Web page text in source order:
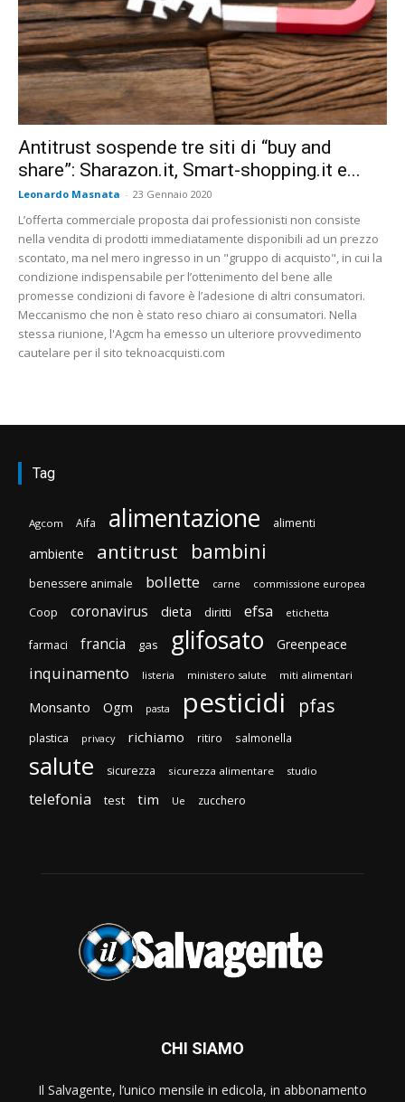
Antitrust sospende tre siti di “buy and
share”: Sharazon.it, Smart-shopping.it e...
Leonardo Masnata - 23 Gennaio 2020
L’offerta commerciale proposta dai professionisti non consiste
nella vendita di prodotti immediatamente disponibili ad un prezzo
scontato, ma nel mero ingresso in un "gruppo di acquisto", in cui la
condizione indispensabile per l’ottenimento del bene alle
promesse condizioni di favore è l’adesione di altri consumatori.
Meccanismo che non è stato reso chiaro ai consumatori. Nella
stessa riunione, l'Agcm ha emesso un ulteriore provvedimento
cautelare per il sito teknoacquisti.com
Tag
Agcom Aifa alimentazione alimenti
ambiente antitrust bambini
benessere animale bollette carne commissione europea
Coop coronavirus dieta diritti efsa etichetta
farmaci francia gas glifosato Greenpeace
inquinamento listeria ministero salute miti alimentari
Monsanto Ogm pasta pesticidi pfas
plastica privacy richiamo ritiro salmonella
salute sicurezza sicurezza alimentare studio
telefonia test tim Ue zucchero
CHI SIAMO
Il Salvagente, l’unico mensile in edicola, in abbonamento